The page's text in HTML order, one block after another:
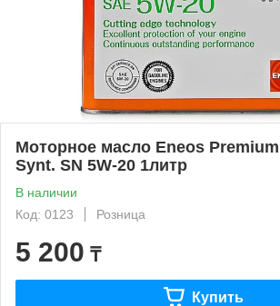
Моторное масло Eneos
Synt. SN 5W-20 1литр
В наличии
Код: 0123
Розница
5 200 ₸
Купить